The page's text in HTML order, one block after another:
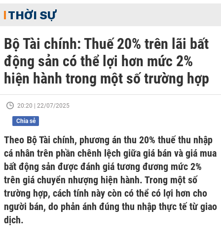
THỜI SỰ
Bộ Tài chính: Thuế 20% trên lãi bất
động sản có thể lợi hơn mức 2%
hiện hành trong một số trường hợp
20:20 | 22/07/2025
Chia sẻ
Theo Bộ Tài chính, phương án thu 20% thuế thu nhập
cá nhân trên phần chênh lệch giữa giá bán và giá mua
bất động sản được đánh giá tương đương mức 2%
trên giá chuyển nhượng hiện hành. Trong một số
trường hợp, cách tính này còn có thể có lợi hơn cho
người bán, do phản ánh đúng thu nhập thực tế từ giao
dịch.